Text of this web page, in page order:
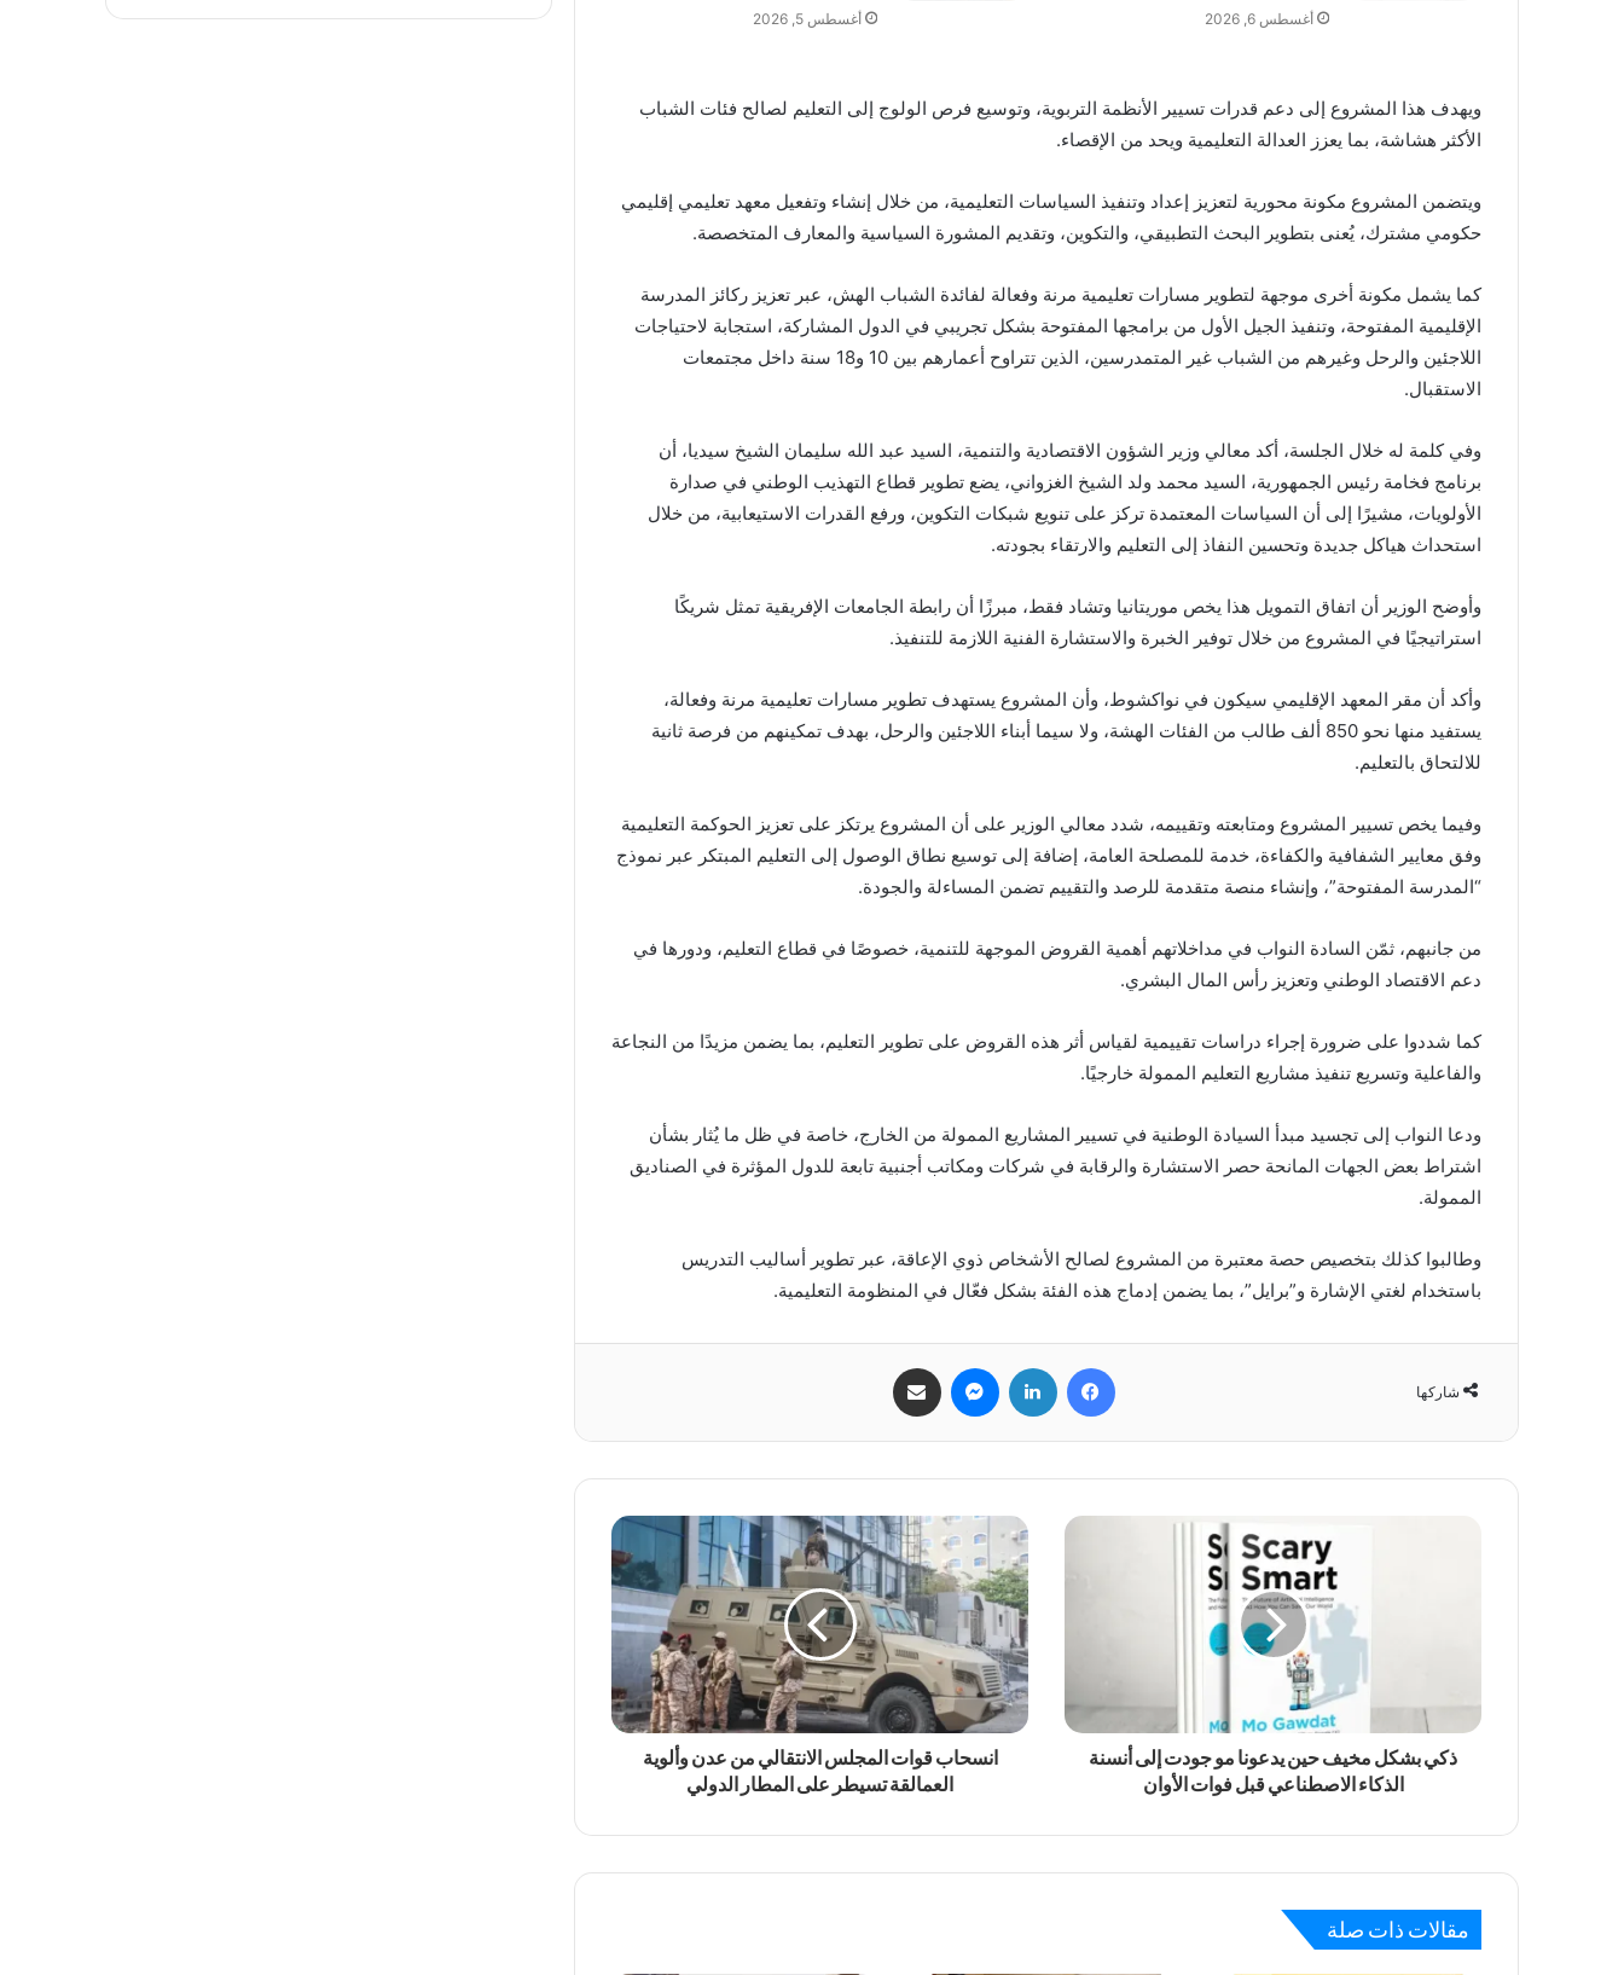
أغسطس 6, 2026
أغسطس 5, 2026
ويهدف هذا المشروع إلى دعم قدرات تسيير الأنظمة التربوية، وتوسيع فرص الولوج إلى التعليم لصالح فئات الشباب
الأكثر هشاشة، بما يعزز العدالة التعليمية ويحد من الإقصاء.
ويتضمن المشروع مكونة محورية لتعزيز إعداد وتنفيذ السياسات التعليمية، من خلال إنشاء وتفعيل معهد تعليمي إقليمي
حكومي مشترك، يُعنى بتطوير البحث التطبيقي، والتكوين، وتقديم المشورة السياسية والمعارف المتخصصة.
كما يشمل مكونة أخرى موجهة لتطوير مسارات تعليمية مرنة وفعالة لفائدة الشباب الهش، عبر تعزيز ركائز المدرسة
الإقليمية المفتوحة، وتنفيذ الجيل الأول من برامجها المفتوحة بشكل تجريبي في الدول المشاركة، استجابة لاحتياجات
اللاجئين والرحل وغيرهم من الشباب غير المتمدرسين، الذين تتراوح أعمارهم بين 10 و18 سنة داخل مجتمعات
الاستقبال.
وفي كلمة له خلال الجلسة، أكد معالي وزير الشؤون الاقتصادية والتنمية، السيد عبد الله سليمان الشيخ سيديا، أن
برنامج فخامة رئيس الجمهورية، السيد محمد ولد الشيخ الغزواني، يضع تطوير قطاع التهذيب الوطني في صدارة
الأولويات، مشيرًا إلى أن السياسات المعتمدة تركز على تنويع شبكات التكوين، ورفع القدرات الاستيعابية، من خلال
استحداث هياكل جديدة وتحسين النفاذ إلى التعليم والارتقاء بجودته.
وأوضح الوزير أن اتفاق التمويل هذا يخص موريتانيا وتشاد فقط، مبرزًا أن رابطة الجامعات الإفريقية تمثل شريكًا
استراتيجيًا في المشروع من خلال توفير الخبرة والاستشارة الفنية اللازمة للتنفيذ.
وأكد أن مقر المعهد الإقليمي سيكون في نواكشوط، وأن المشروع يستهدف تطوير مسارات تعليمية مرنة وفعالة،
يستفيد منها نحو 850 ألف طالب من الفئات الهشة، ولا سيما أبناء اللاجئين والرحل، بهدف تمكينهم من فرصة ثانية
للالتحاق بالتعليم.
وفيما يخص تسيير المشروع ومتابعته وتقييمه، شدد معالي الوزير على أن المشروع يرتكز على تعزيز الحوكمة التعليمية
وفق معايير الشفافية والكفاءة، خدمة للمصلحة العامة، إضافة إلى توسيع نطاق الوصول إلى التعليم المبتكر عبر نموذج
“المدرسة المفتوحة”، وإنشاء منصة متقدمة للرصد والتقييم تضمن المساءلة والجودة.
من جانبهم، ثمّن السادة النواب في مداخلاتهم أهمية القروض الموجهة للتنمية، خصوصًا في قطاع التعليم، ودورها في
دعم الاقتصاد الوطني وتعزيز رأس المال البشري.
كما شددوا على ضرورة إجراء دراسات تقييمية لقياس أثر هذه القروض على تطوير التعليم، بما يضمن مزيدًا من النجاعة
والفاعلية وتسريع تنفيذ مشاريع التعليم الممولة خارجيًا.
ودعا النواب إلى تجسيد مبدأ السيادة الوطنية في تسيير المشاريع الممولة من الخارج، خاصة في ظل ما يُثار بشأن
اشتراط بعض الجهات المانحة حصر الاستشارة والرقابة في شركات ومكاتب أجنبية تابعة للدول المؤثرة في الصناديق
الممولة.
وطالبوا كذلك بتخصيص حصة معتبرة من المشروع لصالح الأشخاص ذوي الإعاقة، عبر تطوير أساليب التدريس
باستخدام لغتي الإشارة و”برايل”، بما يضمن إدماج هذه الفئة بشكل فعّال في المنظومة التعليمية.
شاركها
فيسبوك لينكدإن ماسنجر
ذكي بشكل مخيف حين يدعونا مو جودت إلى أنسنة
الذكاء الاصطناعي قبل فوات الأوان
انسحاب قوات المجلس الانتقالي من عدن وألوية
العمالقة تسيطر على المطار الدولي
مقالات ذات صلة